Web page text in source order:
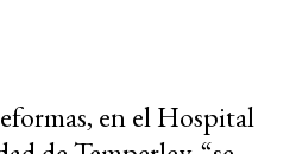
en el Hospital